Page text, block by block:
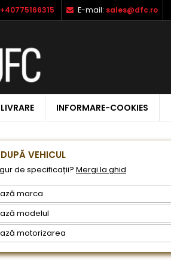
+40775166315 E-mail: sales@dfc.ro
LIVRARE INFORMARE-COOKIES
VEHICUL
de specificații? Mergi la ghid